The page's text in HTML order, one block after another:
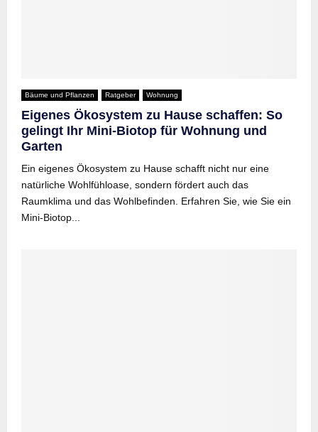
Bäume und Pflanzen Ratgeber Wohnung
Eigenes Ökosystem zu Hause schaffen: So
gelingt Ihr Mini-Biotop für Wohnung und
Garten
Ein eigenes Ökosystem zu Hause schafft nicht nur eine
natürliche Wohlfühloase, sondern fördert auch das
Raumklima und das Wohlbefinden. Erfahren Sie, wie Sie ein
Mini-Biotop...